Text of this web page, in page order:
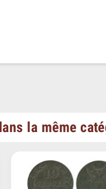
la même